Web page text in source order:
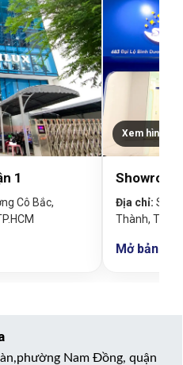
1
Cô Bắc,
Xem hình
Địa chỉ: Số
Thành, Thủ
Mở bản đồ
Nam Đồng, quận